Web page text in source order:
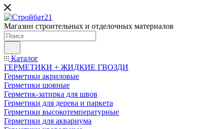
Магазин строительных и отделочных материалов
Каталог
ГЕРМЕТИКИ + ЖИДКИЕ ГВОЗДИ
Герметики акриловые
Герметики шовные
Герметик-затирка для швов
Герметики для дерева и паркета
Герметики высокотемпературные
Герметики для аквариума